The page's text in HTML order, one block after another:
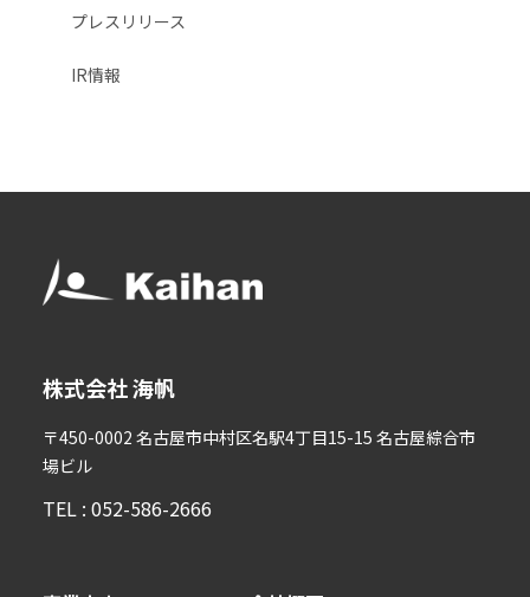
プレスリリース
IR情報
株式会社 海帆
〒450-0002 名古屋市中村区名駅4丁目15-15 名古屋綜合市
場ビル
TEL : 052-586-2666